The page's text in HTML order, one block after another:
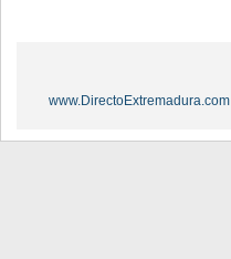
www.DirectoExtremadura.com